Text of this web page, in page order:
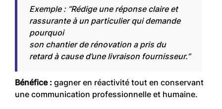
Exemple : “Rédige une réponse claire et
rassurante à un particulier qui demande
pourquoi
son chantier de rénovation a pris du
retard à cause d’une livraison fournisseur.”
Bénéfice : gagner en réactivité tout en conservant
une communication professionnelle et humaine.